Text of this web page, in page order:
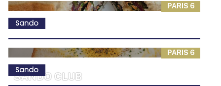
SANDO CLUB
PARIS 6
Sando
PARIS 6
Sando